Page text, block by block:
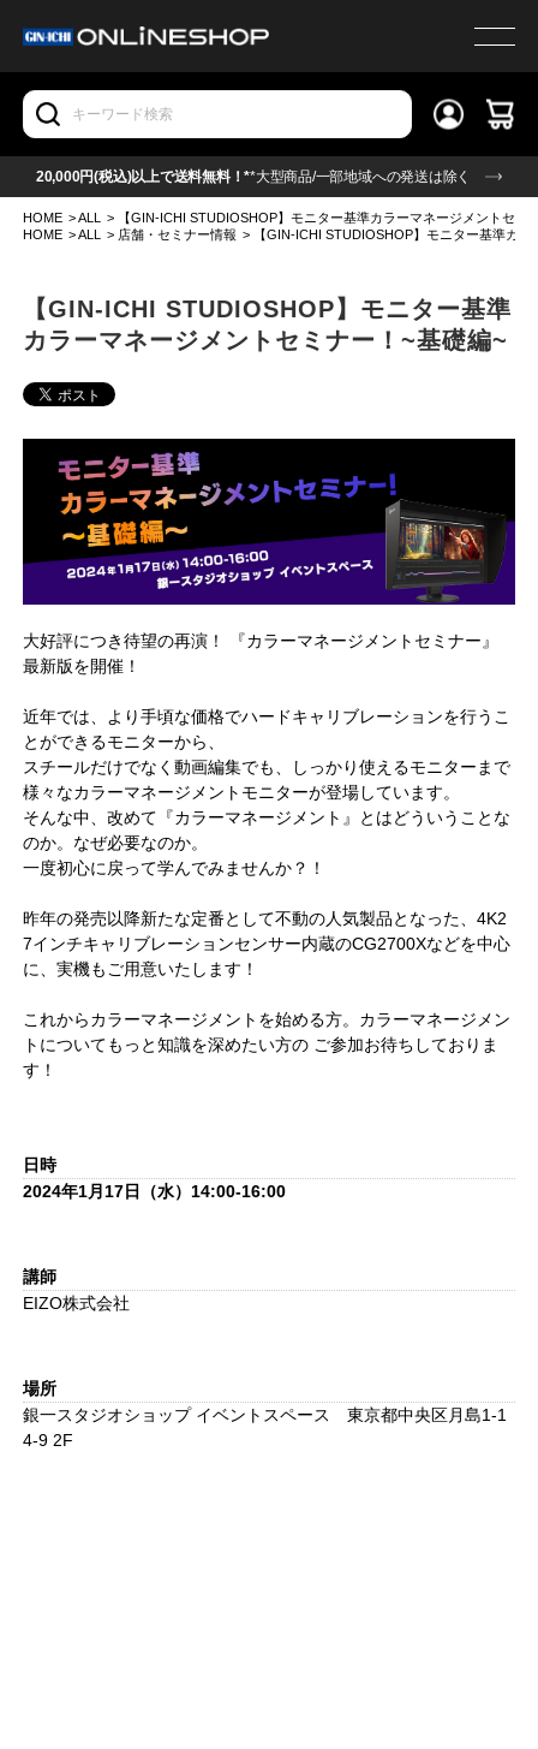
20,000円(税込)以上で送料無料！**大型商品/一部地域への発送は除く
HOME >ALL >
【GIN-ICHI STUDIOSHOP】モニター基準カラーマネージメントセミ
HOME >ALL > 店舗・セミナー情報 > 【GIN-ICHI STUDIOSHOP】モニター基準カ
【GIN-ICHI STUDIOSHOP】モニター基準
カラーマネージメントセミナー！~基礎編~
大好評につき待望の再演！ 『カラーマネージメントセミナー』
最新版を開催！
近年では、より手頃な価格でハードキャリブレーションを行うこ
とができるモニターから、
スチールだけでなく動画編集でも、しっかり使えるモニターまで
様々なカラーマネージメントモニターが登場しています。
そんな中、改めて『カラーマネージメント』とはどういうことな
のか。なぜ必要なのか。
一度初心に戻って学んでみませんか？！
昨年の発売以降新たな定番として不動の人気製品となった、4K2
7インチキャリブレーションセンサー内蔵のCG2700Xなどを中心
に、実機もご用意いたします！
これからカラーマネージメントを始める方。カラーマネージメン
トについてもっと知識を深めたい方の ご参加お待ちしておりま
す！
日時
2024年1月17日（水）14:00-16:00
講師
EIZO株式会社
場所
銀一スタジオショップ イベントスペース 東京都中央区月島1-1
4-9 2F